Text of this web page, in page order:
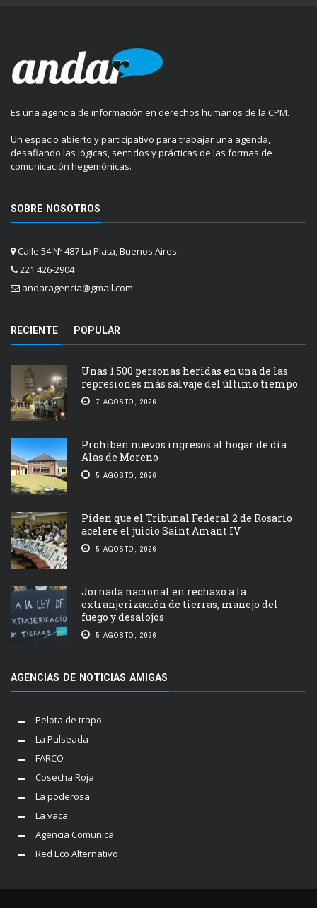
Es una agencia de información en derechos humanos de la CPM.
Un espacio abierto y participativo para trabajar una agenda,
desafiando las lógicas, sentidos y prácticas de las formas de
comunicación hegemónicas.
SOBRE NOSOTROS
Calle 54 Nº 487 La Plata, Buenos Aires.
221 426-2904
andaragencia@gmail.com
RECIENTE POPULAR
Unas 1.500 personas heridas en una de las
represiones más salvaje del último tiempo
7 AGOSTO, 2026
Prohíben nuevos ingresos al hogar de día
Alas de Moreno
5 AGOSTO, 2026
Piden que el Tribunal Federal 2 de Rosario
acelere el juicio Saint Amant IV
5 AGOSTO, 2026
Jornada nacional en rechazo a la
extranjerización de tierras, manejo del
fuego y desalojos
5 AGOSTO, 2026
AGENCIAS DE NOTICIAS AMIGAS
Pelota de trapo
La Pulseada
FARCO
Cosecha Roja
La poderosa
La vaca
Agencia Comunica
Red Eco Alternativo